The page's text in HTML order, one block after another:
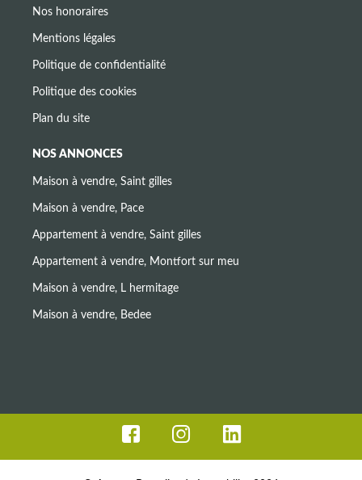
Nos honoraires
Mentions légales
Politique de confidentialité
Politique des cookies
Plan du site
NOS ANNONCES
Maison à vendre, Saint gilles
Maison à vendre, Pace
Appartement à vendre, Saint gilles
Appartement à vendre, Montfort sur meu
Maison à vendre, L hermitage
Maison à vendre, Bedee